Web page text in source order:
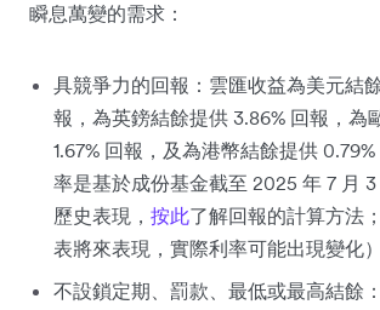
瞬息萬變的需求：
具競爭力的回報：雲匯收益為美元結
報，為英鎊結餘提供 3.86% 回報，為
1.67% 回報，及為港幣結餘提供
率是基於成份基金截至 2025 年 7 月
歷史表現， 按此了解回報的計算方法
表將來表現，實際利率可能出現變化
不設鎖定期、罰款、最低或最高結餘